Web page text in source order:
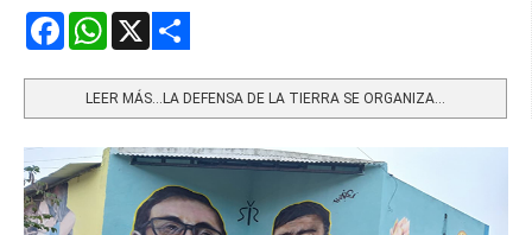
FacebookWhatsApp
LEER MÁS…LA DEFENSA DE LA TIERRA SE ORGANIZA...